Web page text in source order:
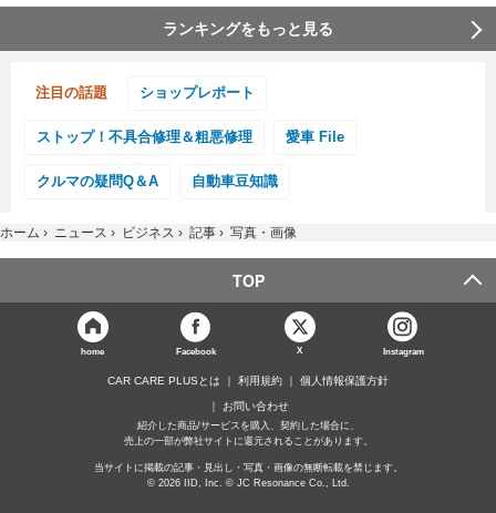
ランキングをもっと見る
注目の話題 ショップレポート
ストップ！不具合修理＆粗悪修理 愛車 File
クルマの疑問Q＆A 自動車豆知識
ホーム › ニュース › ビジネス › 記事 › 写真・画像
TOP
home Facebook X Instagram
CAR CARE PLUSとは 利用規約 個人情報保護方針
お問い合わせ
紹介した商品/サービスを購入、契約した場合に、
売上の一部が弊社サイトに還元されることがあります。
当サイトに掲載の記事・見出し・写真・画像の無断転載を禁じます。
© 2026 IID, Inc. © JC Resonance Co., Ltd.